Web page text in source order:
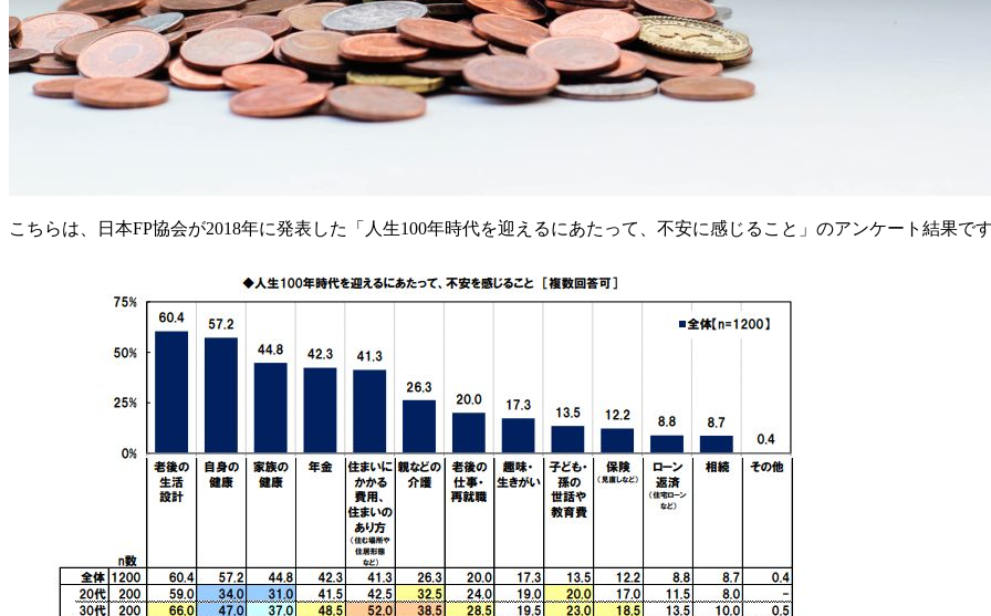
こちらは、日本FP協会が2018年に発表した「人生100年時代を迎えるにあたって、不安に感じること」のアンケート結果で